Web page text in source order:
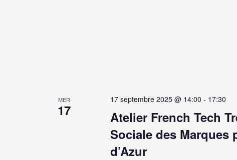
MER
17
Atelier French Tech
Sociale des Marques
d’Azur
17 septembre 2025 @ 14:00 - 17:30